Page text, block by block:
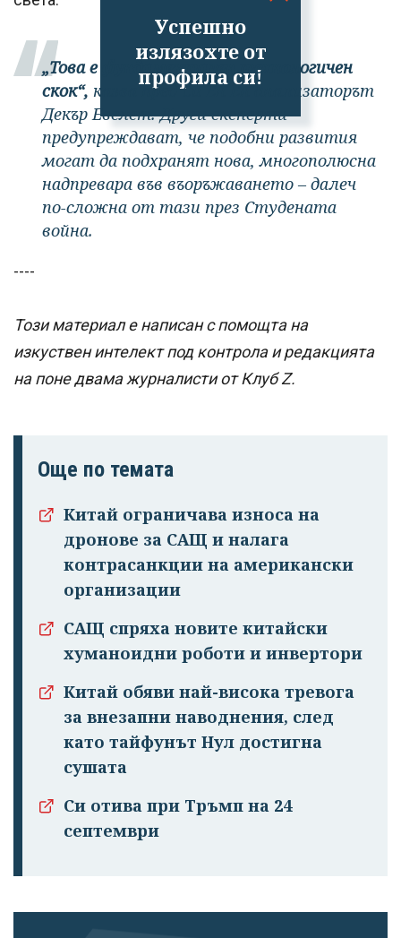
Успешно
излязохте от
профила си!
„Това е фундаментален технологичен
скок“, казва пред Си Ен Ен анализаторът
Декър Евелет. Други експерти
предупреждават, че подобни развития
могат да подхранят нова, многополюсна
надпревара във въоръжаването – далеч
по-сложна от тази през Студената
война.
----
Този материал е написан с помощта на
изкуствен интелект под контрола и редакцията
на поне двама журналисти от Клуб Z.
Още по темата
Китай ограничава износа на
дронове за САЩ и налага
контрасанкции на американски
организации
САЩ спряха новите китайски
хуманоидни роботи и инвертори
Китай обяви най-висока тревога
за внезапни наводнения, след
като тайфунът Нул достигна
сушата
Си отива при Тръмп на 24
септември